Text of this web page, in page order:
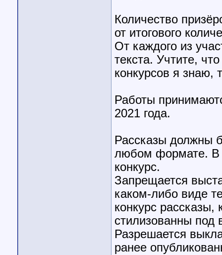
Количество
от итогового
От каждого из
текста. Учтите,
конкурсов я знаю,
Работы
2021 года.
Рассказы должны
любом формате. В
конкурс.
Запрещается
каком-либо виде
конкурс
стилизованны под
Разрешается
ранее